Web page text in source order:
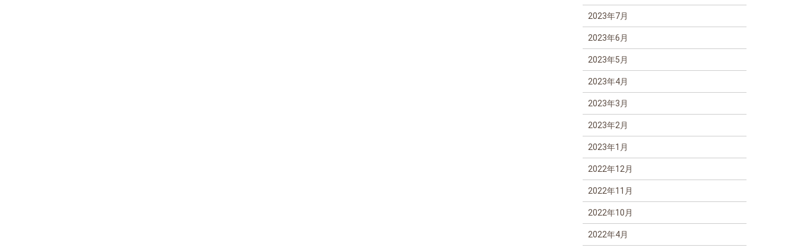
2023年7月
2023年6月
2023年5月
2023年4月
2023年3月
2023年2月
2023年1月
2022年12月
2022年11月
2022年10月
2022年4月